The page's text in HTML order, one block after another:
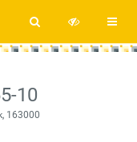
10
163000